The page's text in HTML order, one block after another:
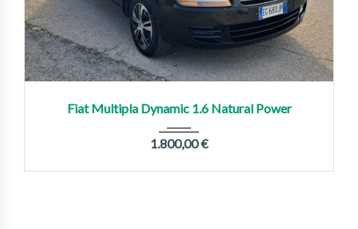
Fiat Multipla Dynamic 1.6 Natural Power
1.800,00€